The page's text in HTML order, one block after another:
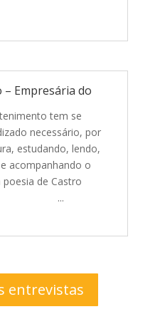
– Empresária do
tem se
necessário, por
estudando, lendo,
acompanhando o
de Castro
...
entrevistas